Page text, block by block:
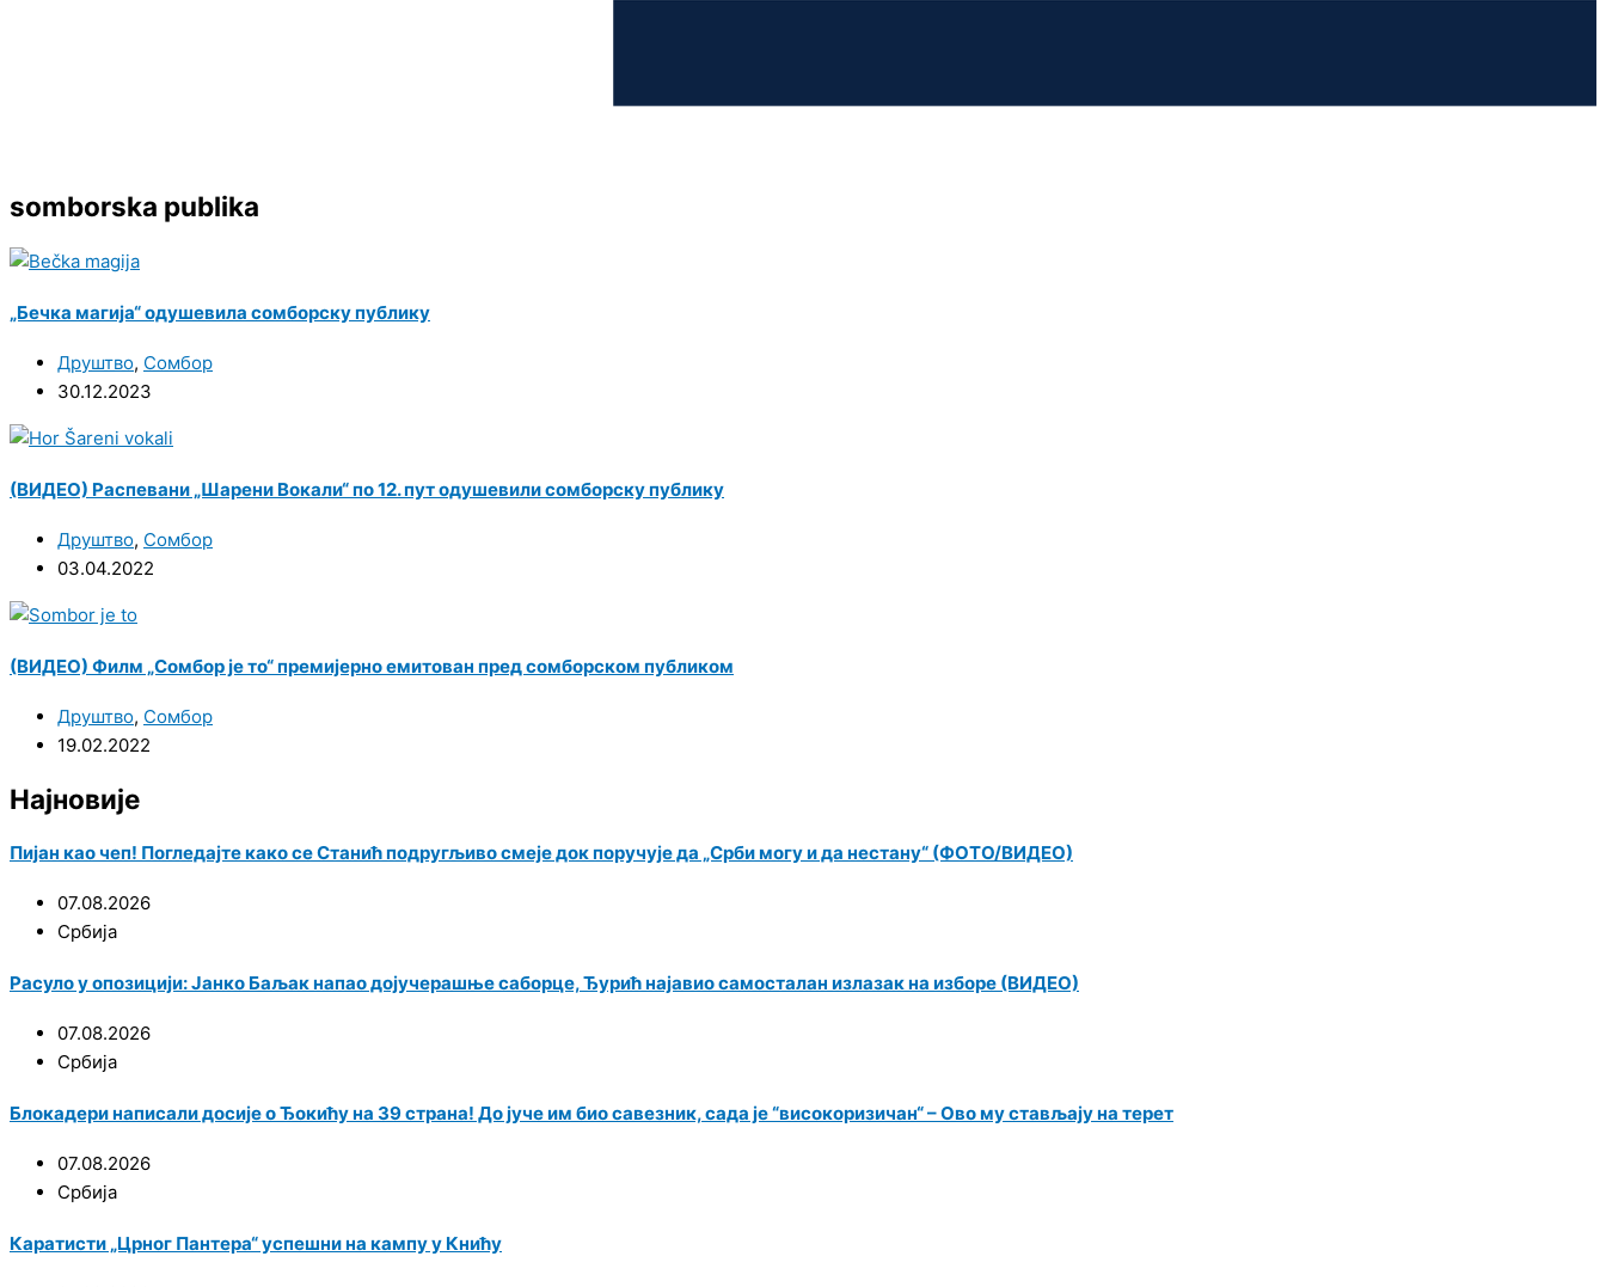
somborska publika
„Бечка магија“ одушевила сомборску публику
Друштво, Сомбор
30.12.2023
(ВИДЕО) Распевани „Шарени Вокали“ по 12. пут одушевили сомборску публику
Друштво, Сомбор
03.04.2022
(ВИДЕО) Филм „Сомбор је то“ премијерно емитован пред сомборском публиком
Друштво, Сомбор
19.02.2022
Најновије
Пијан као чеп! Погледајте како се Станић подругљиво смеје док поручује да „Срби могу и да нестану“ (ФОТО/ВИДЕО)
07.08.2026
Србија
Расуло у опозицији: Јанко Баљак напао дојучерашње саборце, Ђурић најавио самосталан излазак на изборе (ВИДЕО)
07.08.2026
Србија
Блокадери написали досије о Ђокићу на 39 страна! До јуче им био савезник, сада је “високоризичан“ – Ово му стављају на терет
07.08.2026
Србија
Каратисти „Црног Пантера“ успешни на кампу у Книћу